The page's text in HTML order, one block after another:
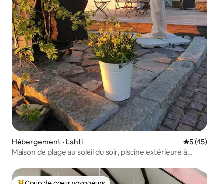
Hébergement ⋅ Lahti
5 (45)
Maison de plage au soleil du soir, piscine extérieure à